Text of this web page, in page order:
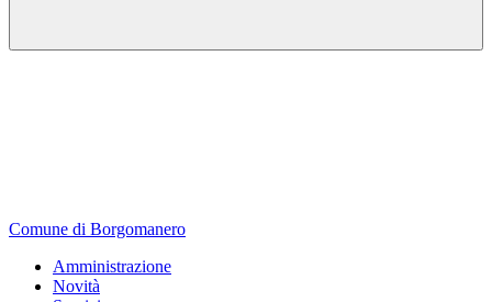
Comune di Borgomanero
Amministrazione
Novità